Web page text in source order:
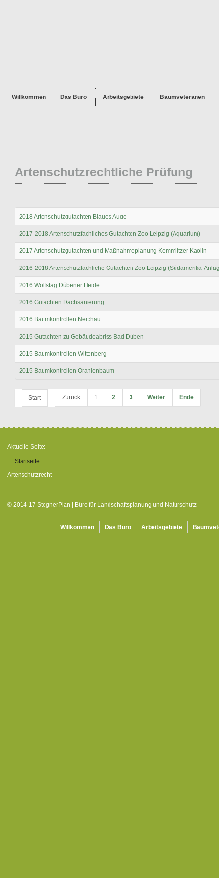
Willkommen Das Büro Arbeitsgebiete Baumveteranen
Artenschutzrechtliche Prüfung
2018 Artenschutzgutachten Blaues Auge
2017-2018 Artenschutzfachliches Gutachten Zoo Leipzig (Aquarium)
2017 Artenschutzgutachten und Maßnahmeplanung Kemmlitzer Kaolin
2016-2018 Artenschutzfachliche Gutachten Zoo Leipzig (Südamerika-
2016 Wolfstag Dübener Heide
2016 Gutachten Dachsanierung
2016 Baumkontrollen Nerchau
2015 Gutachten zu Gebäudeabriss Bad Düben
2015 Baumkontrollen Wittenberg
2015 Baumkontrollen Oranienbaum
Start Zurück 1 2 3 Weiter Ende
Aktuelle Seite:
Startseite
Artenschutzrecht
© 2014-17 StegnerPlan | Büro für Landschaftsplanung und Naturschutz
Willkommen Das Büro Arbeitsgebiete